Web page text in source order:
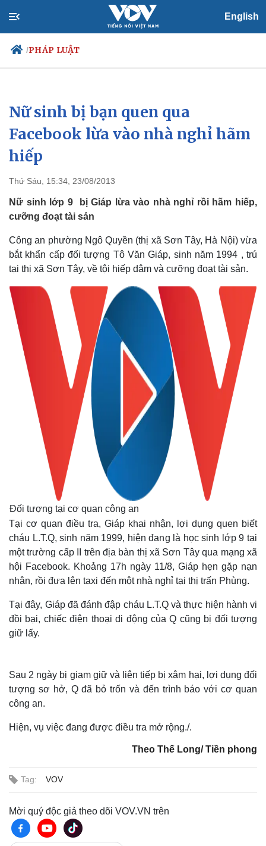
English
/PHÁP LUẬT
Chính trị
Đảng
Tổ chức nhân sự
Quốc hội
Nhận diện sự thật
Xã hội
Tin 24h
Dự báo thời tiết
Nữ sinh bị bạn quen qua
Facebook lừa vào nhà nghỉ hãm
hiếp
Thứ Sáu, 15:34, 23/08/2013
Nữ sinh lớp 9 bị Giáp lừa vào nhà nghỉ rồi hãm hiếp,
cưỡng đoạt tài sản
Công an phường Ngô Quyền (thị xã Sơn Tây, Hà Nội) vừa
bắt khẩn cấp đối tượng Tô Văn Giáp, sinh năm 1994 , trú
tại thị xã Sơn Tây, về tội hiếp dâm và cưỡng đoạt tài sản.
Đối tượng tại cơ quan công an
Tại cơ quan điều tra, Giáp khai nhận, lợi dụng quen biết
cháu L.T.Q, sinh năm 1999, hiện đang là học sinh lớp 9 tại
một trường cấp II trên địa bàn thị xã Sơn Tây qua mạng xã
hội Facebook. Khoảng 17h ngày 11/8, Giáp hẹn gặp nạn
nhân, rồi đưa lên taxi đến một nhà nghỉ tại thị trấn Phùng.
Tại đây, Giáp đã đánh đập cháu L.T.Q và thực hiện hành vi
đồi bại, chiếc điện thoại di động của Q cũng bị đối tượng
giữ lấy.
Sau 2 ngày bị giam giữ và liên tiếp bị xâm hại, lợi dụng đối
tượng sơ hở, Q đã bỏ trốn và đến trình báo với cơ quan
công an.
Hiện, vụ việc đang được điều tra mở rộng./.
Theo Thế Long/ Tiền phong
Tag: VOV
Mời quý độc giả theo dõi VOV.VN trên